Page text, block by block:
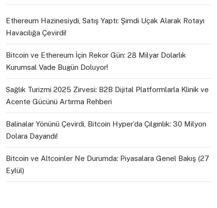
Ethereum Hazinesiydi, Satış Yaptı: Şimdi Uçak Alarak Rotayı
Havacılığa Çevirdi!
Bitcoin ve Ethereum İçin Rekor Gün: 28 Milyar Dolarlık
Kurumsal Vade Bugün Doluyor!
Sağlık Turizmi 2025 Zirvesi: B2B Dijital Platformlarla Klinik ve
Acente Gücünü Artırma Rehberi
Balinalar Yönünü Çevirdi, Bitcoin Hyper’da Çılgınlık: 30 Milyon
Dolara Dayandı!
Bitcoin ve Altcoinler Ne Durumda: Piyasalara Genel Bakış (27
Eylül)